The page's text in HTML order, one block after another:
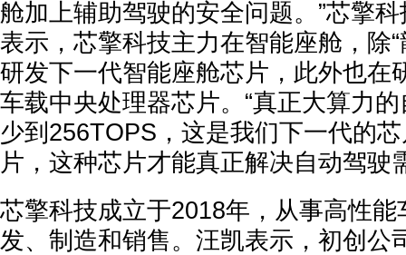
舱加上辅助驾驶的安全问题。”芯擎
表示，芯擎科技主力在智能座舱，除
研发下一代智能座舱芯片，此外也在
车载中央处理器芯片。“真正大算力
少到256TOPS，这是我们下一代的
片，这种芯片才能真正解决自动驾驶
芯擎科技成立于2018年，从事高性
发、制造和销售。汪凯表示，初创公